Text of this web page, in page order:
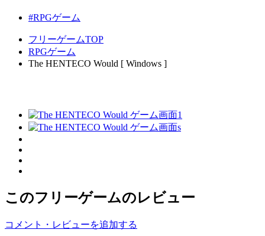
#RPGゲーム
フリーゲームTOP
RPGゲーム
The HENTECO Would [ Windows ]
このフリーゲームのレビュー
コメント・レビューを追加する